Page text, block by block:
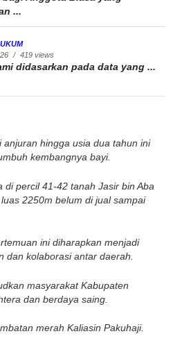
...
/ 419 views
didasarkan pada data yang ...
anjuran hingga usia dua tahun ini
kembangnya bayi.
di percil 41-42 tanah Jasir bin Aba
2250m belum di jual sampai
ini diharapkan menjadi
dan kolaborasi antar daerah.
masyarakat Kabupaten
dan berdaya saing.
merah Kaliasin Pakuhaji.